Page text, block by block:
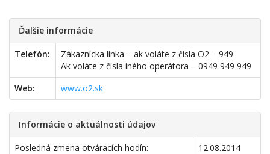
Ďalšie informácie
Telefón:
Zákaznícka linka – ak voláte z čísla O2 – 949
Ak voláte z čísla iného operátora – 0949 949 949
Web:
www.o2.sk
Informácie o aktuálnosti údajov
Posledná zmena otváracích hodín:
12.08.2014